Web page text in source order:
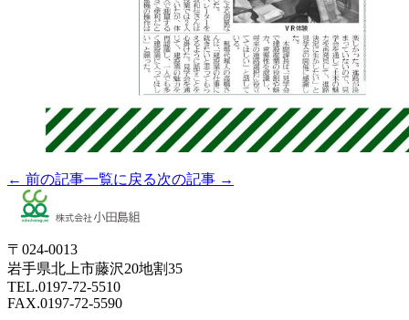
← 前の記事一覧に戻る次の記事 →
〒024-0013
岩手県北上市藤沢20地割35
TEL.0197-72-5510
FAX.0197-72-5590